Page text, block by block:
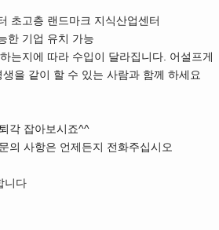
초고층 랜드마크 지식산업센터
한 기업 유치 가능
는지에 따라 수입이 달라집니다. 어설프게
을 같이 할 수 있는 사람과 함께 하세요
각 잡아보시죠^^
의 사항은 언제든지 전화주십시오
니다